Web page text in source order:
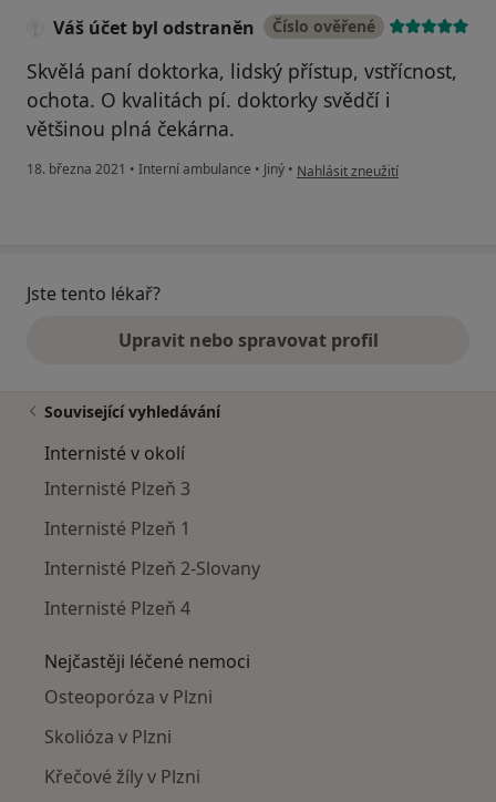
Váš účet byl odstraněn Číslo ověřené
Skvělá paní doktorka, lidský přístup, vstřícnost,
ochota. O kvalitách pí. doktorky svědčí i
většinou plná čekárna.
18. března 2021 • Interní ambulance • Jiný • podle názoru uživatele Váš
Nahlásit zneužití
Jste tento lékař?
Upravit nebo spravovat profil
Související vyhledávání
Internisté v okolí
Internisté Plzeň 3
Internisté Plzeň 1
Internisté Plzeň 2-Slovany
Internisté Plzeň 4
Nejčastěji léčené nemoci
Osteoporóza v Plzni
Skolióza v Plzni
Křečové žíly v Plzni